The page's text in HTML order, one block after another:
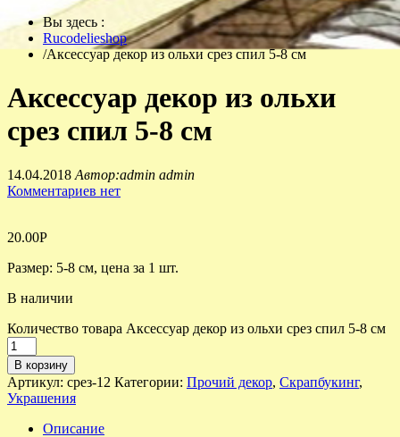
Вы здесь :
Rucodelieshop
/Аксессуар декор из ольхи срез спил 5-8 см
Аксессуар декор из ольхи
срез спил 5-8 см
14.04.2018 Автор:admin admin
Комментариев нет
20.00Р
Размер: 5-8 см, цена за 1 шт.
В наличии
Количество товара Аксессуар декор из ольхи срез спил 5-8 см
В корзину
Артикул: срез-12 Категории: Прочий декор, Скрапбукинг,
Украшения
Описание